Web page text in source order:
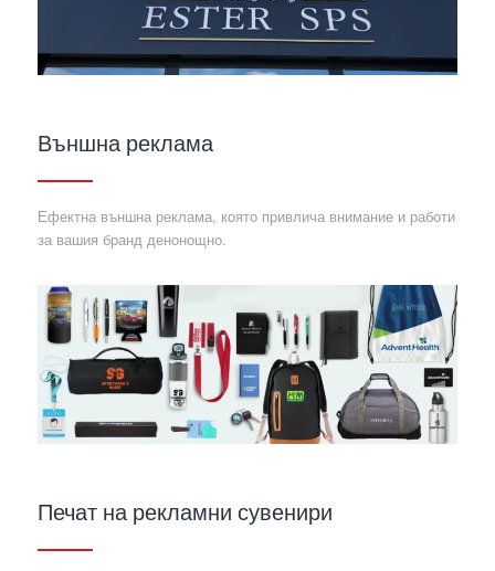
Външна реклама
Ефектна външна реклама, която привлича внимание и работи
за вашия бранд денонощно.
Печат на рекламни сувенири